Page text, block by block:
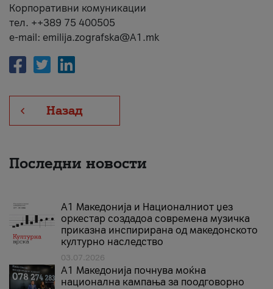
Корпоративни комуникации
тел. ++389 75 400505
e-mail: emilija.zografska@A1.mk
Назад
Последни новости
А1 Македонија и Националниот џез
оркестар создадоа современа музичка
приказна инспирирана од македонското
културно наследство
03.07.2026
A1 Македонија почнува моќна
национална кампања за поодговорно